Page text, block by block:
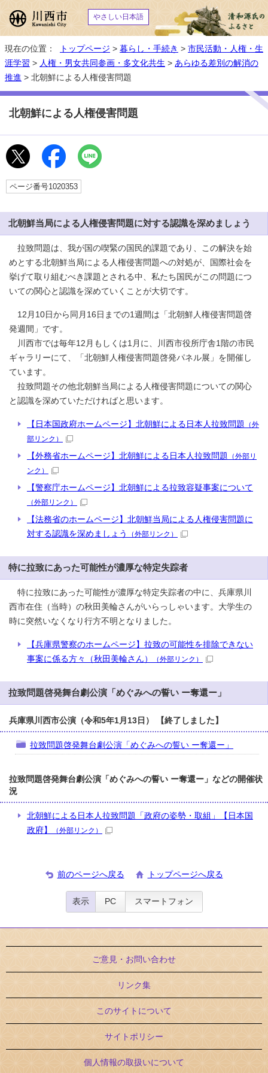
やさしい日本語
現在の位置： トップページ > 暮らし・手続き > 市民活動・人権・生
涯学習 > 人権・男女共同参画・多文化共生 > あらゆる差別の解消の
推進 > 北朝鮮による人権侵害問題
北朝鮮による人権侵害問題
ページ番号1020353
北朝鮮当局による人権侵害問題に対する認識を深めましょう
拉致問題は、我が国の喫緊の国民的課題であり、この解決を始
めとする北朝鮮当局による人権侵害問題への対処が、国際社会を
挙げて取り組むべき課題とされる中、私たち国民がこの問題につ
いての関心と認識を深めていくことが大切です。
12月10日から同月16日までの1週間は「北朝鮮人権侵害問題啓
発週間」です。
川西市では毎年12月もしくは1月に、川西市役所庁舎1階の市民
ギャラリーにて、「北朝鮮人権侵害問題啓発パネル展」を開催し
ています。
拉致問題その他北朝鮮当局による人権侵害問題についての関心
と認識を深めていただければと思います。
【日本国政府ホームページ】北朝鮮による日本人拉致問題 （外
部リンク）
【外務省ホームページ】北朝鮮による日本人拉致問題 （外部リ
ンク）
【警察庁ホームページ】北朝鮮による拉致容疑事案について
（外部リンク）
【法務省のホームページ】北朝鮮当局による人権侵害問題に
対する認識を深めましょう
（外部リンク）
特に拉致にあった可能性が濃厚な特定失踪者
特に拉致にあった可能性が濃厚な特定失踪者の中に、兵庫県川
西市在住（当時）の秋田美輪さんがいらっしゃいます。大学生の
時に突然いなくなり行方不明となりました。
【兵庫県警察のホームページ】拉致の可能性を排除できない
事案に係る方々（秋田美輪さん）
（外部リンク）
拉致問題啓発舞台劇公演「めぐみへの誓い ー奪還ー」
兵庫県川西市公演（令和5年1月13日） 【終了しました】
拉致問題啓発舞台劇公演「めぐみへの誓い ー奪還ー」
拉致問題啓発舞台劇公演「めぐみへの誓い ー奪還ー」などの開催状
況
北朝鮮による日本人拉致問題「政府の姿勢・取組」【日本国
政府】
（外部リンク）
前のページへ戻る トップページへ戻る
表示 PC スマートフォン
ご意見・お問い合わせ
リンク集
このサイトについて
サイトポリシー
個人情報の取扱いについて